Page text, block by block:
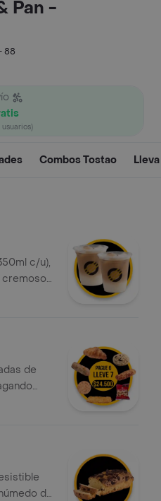
Pan -
88
usuarios)
Combos Tostao
c/u),
cremoso
la
de
de